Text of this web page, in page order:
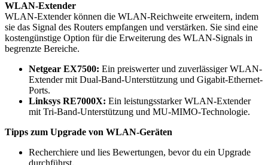
WLAN-Extender
WLAN-Extender können die WLAN-Reichweite erweitern, indem
sie das Signal des Routers empfangen und verstärken. Sie sind eine
kostengünstige Option für die Erweiterung des WLAN-Signals in
begrenzte Bereiche.
Netgear EX7500: Ein preiswerter und zuverlässiger WLAN-
Extender mit Dual-Band-Unterstützung und Gigabit-Ethernet-
Ports.
Linksys RE7000X: Ein leistungsstarker WLAN-Extender
mit Tri-Band-Unterstützung und MU-MIMO-Technologie.
Tipps zum Upgrade von WLAN-Geräten
Recherchiere und lies Bewertungen, bevor du ein Upgrade
durchführst.